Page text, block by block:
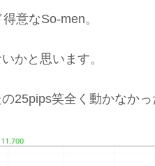
意なSo-men。
かと思います。
25pips笑全く動かなかっ